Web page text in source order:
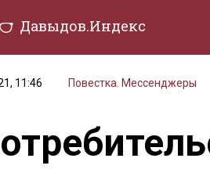
Давыдов.Индекс
11:46
Повестка. Мессенджеры